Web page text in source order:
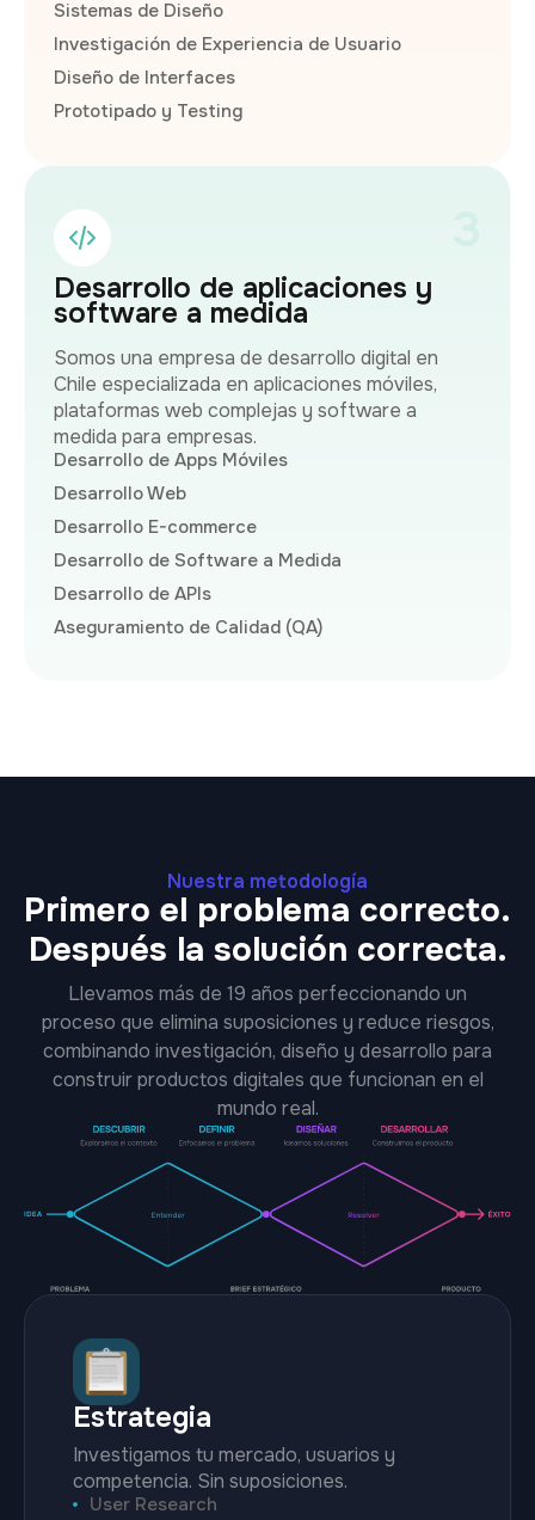
Sistemas de Diseño
Investigación de Experiencia de Usuario
Diseño de Interfaces
Prototipado y Testing
Desarrollo de aplicaciones y
software a medida
Somos una empresa de desarrollo digital en
Chile especializada en aplicaciones móviles,
plataformas web complejas y software a
medida para empresas.
Desarrollo de Apps Móviles
Desarrollo Web
Desarrollo E-commerce
Desarrollo de Software a Medida
Desarrollo de APIs
Aseguramiento de Calidad (QA)
Nuestra metodología
Primero el problema correcto.
Después la solución correcta.
Llevamos más de 19 años perfeccionando un
proceso que elimina suposiciones y reduce riesgos,
combinando investigación, diseño y desarrollo para
construir productos digitales que funcionan en el
mundo real.
Estrategia
Investigamos tu mercado, usuarios y
competencia. Sin suposiciones.
User Research